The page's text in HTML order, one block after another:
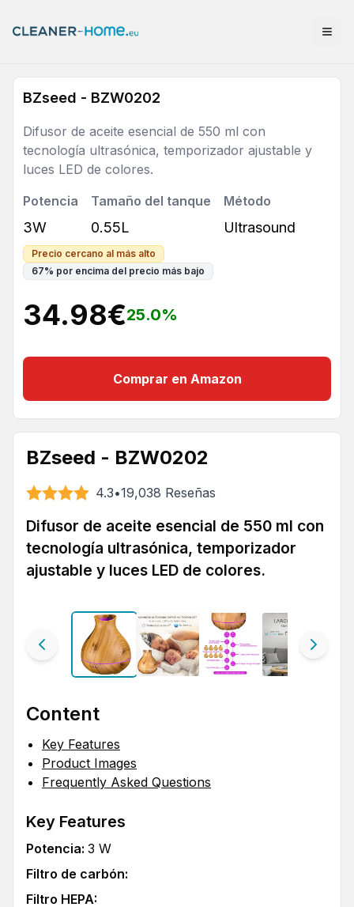
BZseed - BZW0202
Difusor de aceite esencial de 550 ml con
tecnología ultrasónica, temporizador ajustable y
luces LED de colores.
Potencia
3W
Tamaño del tanque
0.55L
Método
Ultrasound
Precio cercano al más alto
67% por encima del precio más bajo
34.98€25.0%
Comprar en Amazon
BZseed - BZW0202
4.3•19,038 Reseñas
Difusor de aceite esencial de 550 ml con
tecnología ultrasónica, temporizador
ajustable y luces LED de colores.
Content
Key Features
Product Images
Frequently Asked Questions
Key Features
Potencia: 3 W
Filtro de carbón:
Filtro HEPA: